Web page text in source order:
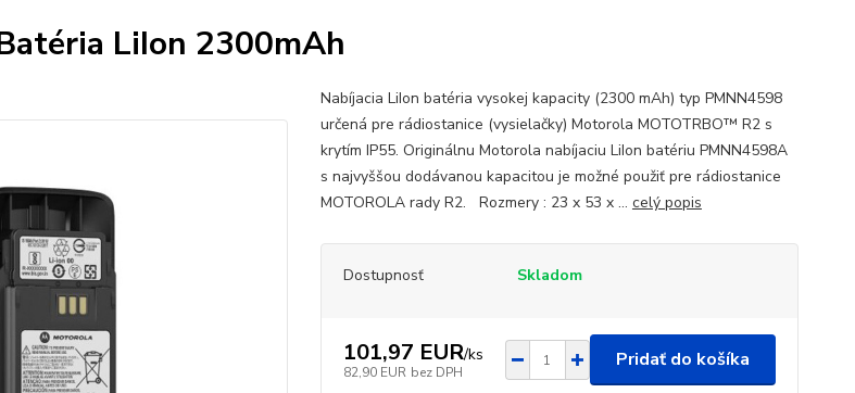
LiIon 2300mAh
Nabíjacia LiIon batéria vysokej kapacity (2300 mAh) typ PMNN4598
určená pre rádiostanice (vysielačky) Motorola MOTOTRBO™ R2 s
krytím IP55. Originálnu Motorola nabíjaciu LiIon batériu PMNN4598A
s najvyššou dodávanou kapacitou je možné použiť pre rádiostanice
MOTOROLA rady R2. Rozmery : 23 x 53 x ... celý popis
Dostupnosť Skladom
101,97 EUR/ks
82,90 EUR bez DPH
Pridať do košíka